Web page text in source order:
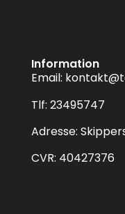
Information
Email:
Tlf: 23495747
Adresse:
CVR: 40427376